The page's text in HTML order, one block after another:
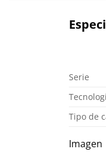
Serie
Tipo de
Imagen